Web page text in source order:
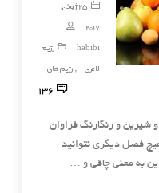
25 ژوئن,
2017
habibi
رژیم
لاغری
, رژیم های
136
شیرین و رنگارنگ فراوان
فصل دیگری نتوانید
این به معنی چاقی و …